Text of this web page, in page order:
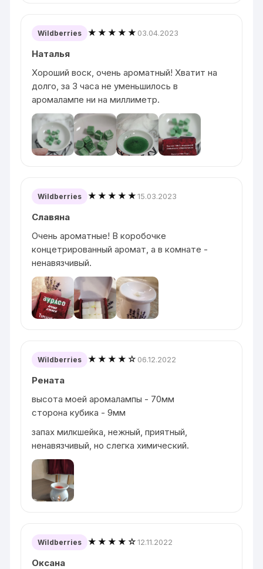
Wildberries ★★★★★ 03.04.2023
Наталья
Хороший воск, очень ароматный! Хватит на
долго, за 3 часа не уменьшилось в
аромалампе ни на миллиметр.
Wildberries ★★★★★15.03.2023
Славяна
Очень ароматные! В коробочке
концетрированный аромат, а в комнате -
ненавязчивый.
Wildberries ★★★★☆ 06.12.2022
Рената
высота моей аромалампы - 70мм
сторона кубика - 9мм
запах милкшейка, нежный, приятный,
ненавязчивый, но слегка химический.
Wildberries ★★★★☆12.11.2022
Оксана